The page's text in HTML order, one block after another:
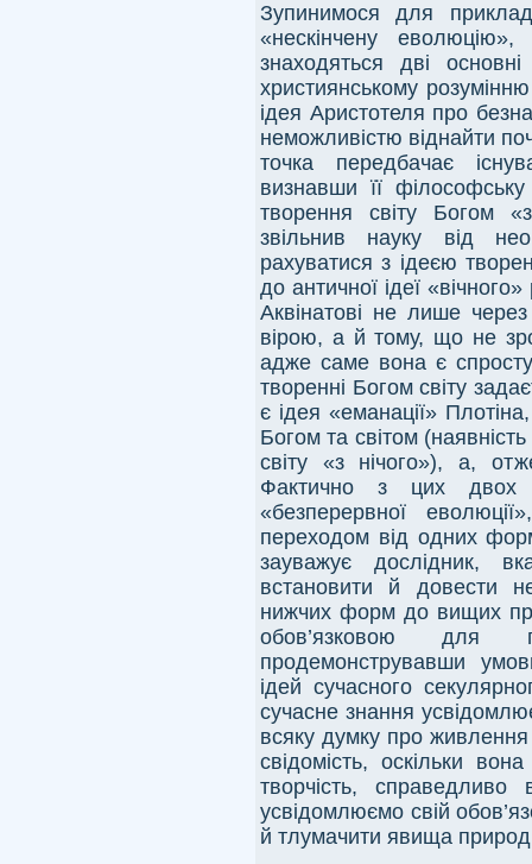
Зупинимося для
«нескінчену
знаходяться дві
християнському
ідея Аристотеля про
неможливістю віднайти
точка передбачає
визнавши її
творення світу Богом
звільнив науку від
рахуватися з ідеєю
до античної ідеї
Аквінатові не лише
вірою, а й тому, що не
адже саме вона є
творенні Богом світу
є ідея «еманації»
Богом та світом
світу «з нічого»), а,
Фактично з цих двох
«безперервної
переходом від одних
зауважує дослідник,
встановити й довести
нижчих форм до вищих
обов’язковою для
продемонструвавши
ідей сучасного
сучасне знання
всяку думку про живлення
свідомість, оскільки
творчість,
усвідомлюємо свій
й тлумачити явища